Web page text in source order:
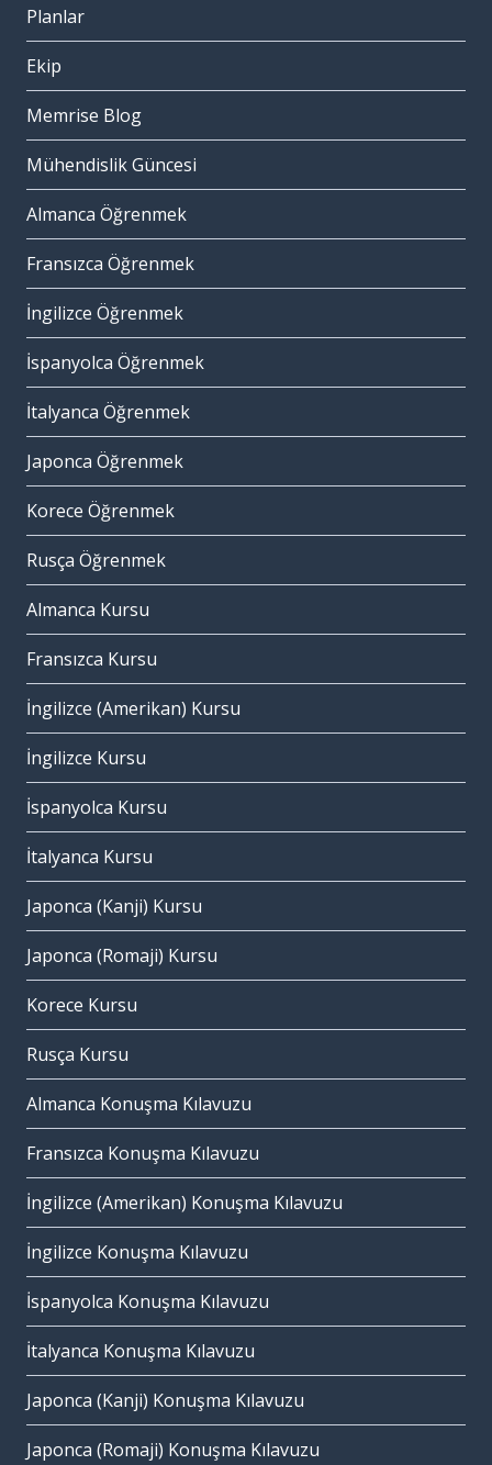
Planlar
Ekip
Memrise Blog
Mühendislik Güncesi
Almanca Öğrenmek
Fransızca Öğrenmek
İngilizce Öğrenmek
İspanyolca Öğrenmek
İtalyanca Öğrenmek
Japonca Öğrenmek
Korece Öğrenmek
Rusça Öğrenmek
Almanca Kursu
Fransızca Kursu
İngilizce (Amerikan) Kursu
İngilizce Kursu
İspanyolca Kursu
İtalyanca Kursu
Japonca (Kanji) Kursu
Japonca (Romaji) Kursu
Korece Kursu
Rusça Kursu
Almanca Konuşma Kılavuzu
Fransızca Konuşma Kılavuzu
İngilizce (Amerikan) Konuşma Kılavuzu
İngilizce Konuşma Kılavuzu
İspanyolca Konuşma Kılavuzu
İtalyanca Konuşma Kılavuzu
Japonca (Kanji) Konuşma Kılavuzu
Japonca (Romaji) Konuşma Kılavuzu